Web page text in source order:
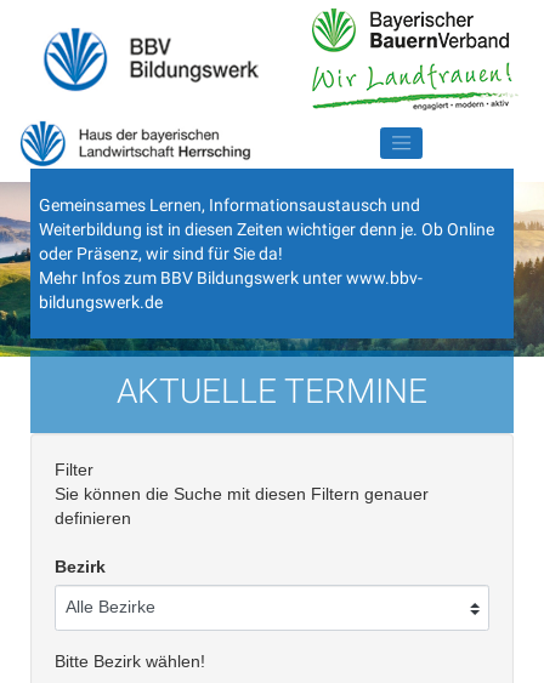
Gemeinsames Lernen, Informationsaustausch und
Weiterbildung ist in diesen Zeiten wichtiger denn je. Ob Online
oder Präsenz, wir sind für Sie da!
Mehr Infos zum BBV Bildungswerk unterwww.bbv-
bildungswerk.de
AKTUELLE TERMINE
Filter
Sie können die Suche mit diesen Filtern genauer
definieren
Bezirk
Bitte Bezirk wählen!